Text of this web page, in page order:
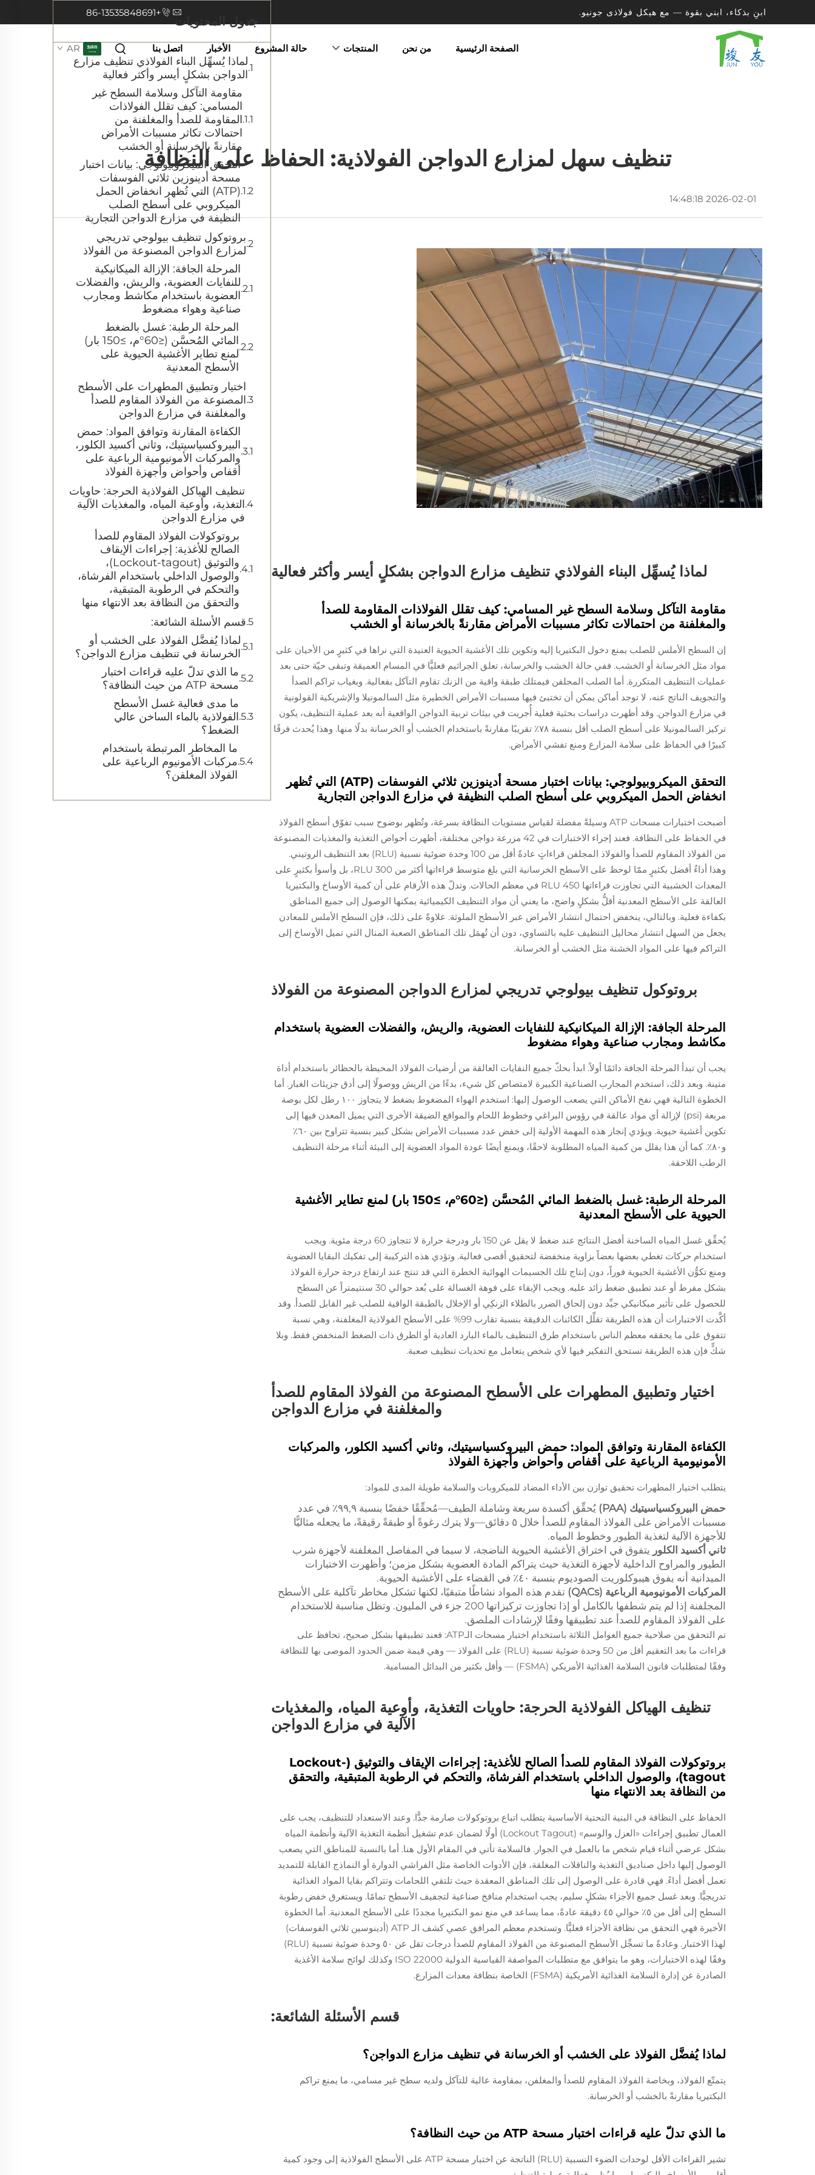
ابنِ بذكاء، ابني بقوة — مع هيكل فولاذى جونيو. +86-13535848691
الصفحة الرئيسية من نحن المنتجات حالة المشروع الأخبار اتصل بنا AR
تنظيف سهل لمزارع الدواجن الفولاذية: الحفاظ على النظافة
2026-02-01 14:48:18
لماذا يُسهِّل البناء الفولاذي تنظيف مزارع الدواجن بشكلٍ أيسر وأكثر فعالية
مقاومة التآكل وسلامة السطح غير المسامي: كيف تقلل الفولاذات المقاومة للصدأ
والمغلفنة من احتمالات تكاثر مسببات الأمراض مقارنةً بالخرسانة أو الخشب
إن السطح الأملس للصلب يمنع دخول البكتيريا إليه وتكوين تلك الأغشية الحيوية العنيدة التي نراها في كثيرٍ من الأحيان على
مواد مثل الخرسانة أو الخشب. ففي حالة الخشب والخرسانة، تعلق الجراثيم فعليًّا في المسام العميقة وتبقى حيّة حتى بعد
عمليات التنظيف المتكررة. أما الصلب المجلفن فيمتلك طبقة واقية من الزنك تقاوم التآكل بفعالية. وبغياب تراكم الصدأ
والتجويف الناتج عنه، لا توجد أماكن يمكن أن تختبئ فيها مسببات الأمراض الخطيرة مثل السالمونيلا والإشريكية القولونية
في مزارع الدواجن. وقد أظهرت دراسات بحثية فعلية أُجريت في بيئات تربية الدواجن الواقعية أنه بعد عملية التنظيف، يكون
تركيز السالمونيلا على أسطح الصلب أقل بنسبة ٧٨٪ تقريبًا مقارنةً باستخدام الخشب أو الخرسانة بدلًا منها. وهذا يُحدث فرقًا
كبيرًا في الحفاظ على سلامة المزارع ومنع تفشي الأمراض.
التحقق الميكروبيولوجي: بيانات اختبار مسحة أدينوزين ثلاثي الفوسفات (ATP) التي تُظهر
انخفاض الحمل الميكروبي على أسطح الصلب النظيفة في مزارع الدواجن التجارية
أصبحت اختبارات مسحات ATP وسيلةً مفضلة لقياس مستويات النظافة بسرعة، وتُظهر بوضوح سبب تفوّق أسطح الفولاذ
في الحفاظ على النظافة. فعند إجراء الاختبارات في 42 مزرعة دواجن مختلفة، أظهرت أحواض التغذية والمغذيات المصنوعة
من الفولاذ المقاوم للصدأ والفولاذ المجلفن قراءاتٍ عادةً أقل من 100 وحدة ضوئية نسبية (RLU) بعد التنظيف الروتيني.
وهذا أداءٌ أفضل بكثيرٍ ممّا لوحظ على الأسطح الخرسانية التي بلغ متوسط قراءاتها أكثر من 300 RLU، بل وأسوأ بكثيرٍ على
المعدات الخشبية التي تجاوزت قراءاتها 450 RLU في معظم الحالات. وتدلّ هذه الأرقام على أن كمية الأوساخ والبكتيريا
العالقة على الأسطح المعدنية أقلُّ بشكلٍ واضح، ما يعني أن مواد التنظيف الكيميائية يمكنها الوصول إلى جميع المناطق
بكفاءة فعلية. وبالتالي، ينخفض احتمال انتشار الأمراض عبر الأسطح الملوثة. علاوةً على ذلك، فإن السطح الأملس للمعادن
يجعل من السهل انتشار محاليل التنظيف عليه بالتساوي، دون أن تُهمَل تلك المناطق الصعبة المنال التي تميل الأوساخ إلى
التراكم فيها على المواد الخشنة مثل الخشب أو الخرسانة.
بروتوكول تنظيف بيولوجي تدريجي لمزارع الدواجن المصنوعة من الفولاذ
المرحلة الجافة: الإزالة الميكانيكية للنفايات العضوية، والريش، والفضلات العضوية باستخدام
مكاشط ومجارب صناعية وهواء مضغوط
يجب أن تبدأ المرحلة الجافة دائمًا أولاً. ابدأ بحكّ جميع النفايات العالقة من أرضيات الفولاذ المحيطة بالحظائر باستخدام أداة
متينة. وبعد ذلك، استخدم المجارب الصناعية الكبيرة لامتصاص كل شيء، بدءًا من الريش ووصولًا إلى أدق جزيئات الغبار. أما
الخطوة التالية فهي نفخ الأماكن التي يصعب الوصول إليها: استخدم الهواء المضغوط بضغط لا يتجاوز ١٠٠ رطل لكل بوصة
مربعة (psi) لإزالة أي مواد عالقة في رؤوس البراغي وخطوط اللحام والمواقع الضيقة الأخرى التي يميل المعدن فيها إلى
تكوين أغشية حيوية. ويؤدي إنجاز هذه المهمة الأولية إلى خفض عدد مسببات الأمراض بشكل كبير بنسبة تتراوح بين ٦٠٪
و٨٠٪. كما أن هذا يقلل من كمية المياه المطلوبة لاحقًا، ويمنع أيضًا عودة المواد العضوية إلى البيئة أثناء مرحلة التنظيف
الرطب اللاحقة.
المرحلة الرطبة: غسل بالضغط المائي المُحسَّن (≤60°م، ≥150 بار) لمنع تطاير الأغشية
الحيوية على الأسطح المعدنية
يُحقِّق غسل المياه الساخنة أفضل النتائج عند ضغط لا يقل عن 150 بار ودرجة حرارة لا تتجاوز 60 درجة مئوية. ويجب
استخدام حركات تغطي بعضها بعضاً بزاوية منخفضة لتحقيق أقصى فعالية. وتؤدي هذه التركيبة إلى تفكيك البقايا العضوية
ومنع تكوُّن الأغشية الحيوية فوراً، دون إنتاج تلك الجسيمات الهوائية الخطرة التي قد تنتج عند ارتفاع درجة حرارة الفولاذ
بشكل مفرط أو عند تطبيق ضغط زائد عليه. ويجب الإبقاء على فوهة الغسالة على بُعد حوالي 30 سنتيمتراً عن السطح
للحصول على تأثير ميكانيكي جيِّد دون إلحاق الضرر بالطلاء الزنكِي أو الإخلال بالطبقة الواقية للصلب غير القابل للصدأ. وقد
أكَّدت الاختبارات أن هذه الطريقة تقلِّل الكائنات الدقيقة بنسبة تقارب 99% على الأسطح الفولاذية المغلفنة، وهي نسبة
تتفوق على ما يحققه معظم الناس باستخدام طرق التنظيف بالماء البارد العادية أو الطرق ذات الضغط المنخفض فقط. وبلا
شكٍّ فإن هذه الطريقة تستحق التفكير فيها لأي شخص يتعامل مع تحديات تنظيف صعبة.
اختيار وتطبيق المطهرات على الأسطح المصنوعة من الفولاذ المقاوم للصدأ
والمغلفنة في مزارع الدواجن
الكفاءة المقارنة وتوافق المواد: حمض البيروكسياسيتيك، وثاني أكسيد الكلور، والمركبات
الأمونيومية الرباعية على أقفاص وأحواض وأجهزة الفولاذ
يتطلب اختيار المطهرات تحقيق توازن بين الأداء المضاد للميكروبات والسلامة طويلة المدى للمواد:
حمض البيروكسياسيتيك (PAA)
يُحقِّق أكسدة سريعة وشاملة الطيف—مُحقِّقًا خفضًا بنسبة ٩٩,٩٪ في عدد
مسببات الأمراض على الفولاذ المقاوم للصدأ خلال ٥ دقائق—ولا يترك رغوةً أو طبقةً رقيقةً، ما يجعله مثاليًّا
للأجهزة الآلية لتغذية الطيور وخطوط المياه.
ثاني أكسيد الكلور يتفوق في اختراق الأغشية الحيوية الناضجة، لا سيما في المفاصل المغلفنة لأجهزة شرب
الطيور والمراوح الداخلية لأجهزة التغذية حيث يتراكم المادة العضوية بشكل مزمن؛ وأظهرت الاختبارات
الميدانية أنه يفوق هيبوكلوريت الصوديوم بنسبة ٤٠٪ في القضاء على الأغشية الحيوية.
المركبات الأمونيومية الرباعية (QACs)
تقدم هذه المواد نشاطًا متبقيًا، لكنها تشكل مخاطر تآكلية على الأسطح
المجلفنة إذا لم يتم شطفها بالكامل أو إذا تجاوزت تركيزاتها 200 جزء في المليون. وتظل مناسبة للاستخدام
على الفولاذ المقاوم للصدأ عند تطبيقها وفقًا لإرشادات الملصق.
تم التحقق من صلاحية جميع العوامل الثلاثة باستخدام اختبار مسحات الـATP: فعند تطبيقها بشكل صحيح، تحافظ على
قراءات ما بعد التعقيم أقل من 50 وحدة ضوئية نسبية (RLU) على الفولاذ — وهي قيمة ضمن الحدود الموصى بها للنظافة
وفقًا لمتطلبات قانون السلامة الغذائية الأمريكي (FSMA) — وأقل بكثير من البدائل المسامية.
تنظيف الهياكل الفولاذية الحرجة: حاويات التغذية، وأوعية المياه، والمغذيات
الآلية في مزارع الدواجن
بروتوكولات الفولاذ المقاوم للصدأ الصالح للأغذية: إجراءات الإيقاف والتوثيق (Lockout-
tagout)، والوصول الداخلي باستخدام الفرشاة، والتحكم في الرطوبة المتبقية، والتحقق
من النظافة بعد الانتهاء منها
الحفاظ على النظافة في البنية التحتية الأساسية يتطلب اتباع بروتوكولات صارمة جدًّا. وعند الاستعداد للتنظيف، يجب على
العمال تطبيق إجراءات «العزل والوسم» (Lockout Tagout) أولًا لضمان عدم تشغيل أنظمة التغذية الآلية وأنظمة المياه
بشكل عرضي أثناء قيام شخص ما بالعمل في الجوار. فالسلامة تأتي في المقام الأول هنا. أما بالنسبة للمناطق التي يصعب
الوصول إليها داخل صناديق التغذية والناقلات المغلقة، فإن الأدوات الخاصة مثل الفراشي الدوارة أو النماذج القابلة للتمديد
تعمل أفضل أداءً. فهي قادرة على الوصول إلى تلك المناطق المعقدة حيث تلتقي اللحامات وتتراكم بقايا المواد الغذائية
تدريجيًّا. وبعد غسل جميع الأجزاء بشكلٍ سليم، يجب استخدام منافخ صناعية لتجفيف الأسطح تمامًا. ويستغرق خفض رطوبة
السطح إلى أقل من ٥٪ حوالي ٤٥ دقيقة عادةً، مما يساعد في منع نمو البكتيريا مجددًا على الأسطح المعدنية. أما الخطوة
الأخيرة فهي التحقق من نظافة الأجزاء فعليًّا. وتستخدم معظم المرافق عصي كشف الـ ATP (أدينوسين ثلاثي الفوسفات)
لهذا الاختبار. وعادةً ما تسجِّل الأسطح المصنوعة من الفولاذ المقاوم للصدأ درجات تقل عن ٥٠ وحدة ضوئية نسبية (RLU)
وفقًا لهذه الاختبارات، وهو ما يتوافق مع متطلبات المواصفة القياسية الدولية ISO 22000 وكذلك لوائح سلامة الأغذية
الصادرة عن إدارة السلامة الغذائية الأمريكية (FSMA) الخاصة بنظافة معدات المزارع.
قسم الأسئلة الشائعة:
لماذا يُفضَّل الفولاذ على الخشب أو الخرسانة في تنظيف مزارع الدواجن؟
يتمتّع الفولاذ، وبخاصة الفولاذ المقاوم للصدأ والمغلفن، بمقاومة عالية للتآكل ولديه سطح غير مسامي، ما يمنع تراكم
البكتيريا مقارنةً بالخشب أو الخرسانة.
ما الذي تدلّ عليه قراءات اختبار مسحة ATP من حيث النظافة؟
تشير القراءات الأقل لوحدات الضوء النسبية (RLU) الناتجة عن اختبار مسحة ATP على الأسطح الفولاذية إلى وجود كمية
جدول المحتويات
لماذا يُسهِّل البناء الفولاذي تنظيف مزارع
الدواجن بشكلٍ أيسر وأكثر فعالية
مقاومة التآكل وسلامة السطح غير
المسامي: كيف تقلل الفولاذات
المقاومة للصدأ والمغلفنة من
احتمالات تكاثر مسببات الأمراض
مقارنةً بالخرسانة أو الخشب
التحقق الميكروبيولوجي: بيانات اختبار
مسحة أدينوزين ثلاثي الفوسفات
(ATP) التي تُظهر انخفاض الحمل
الميكروبي على أسطح الصلب
النظيفة في مزارع الدواجن التجارية
بروتوكول تنظيف بيولوجي تدريجي
لمزارع الدواجن المصنوعة من الفولاذ
المرحلة الجافة: الإزالة الميكانيكية
للنفايات العضوية، والريش، والفضلات
العضوية باستخدام مكاشط ومجارب
صناعية وهواء مضغوط
المرحلة الرطبة: غسل بالضغط
المائي المُحسَّن (≤60°م، ≥150 بار)
لمنع تطاير الأغشية الحيوية على
الأسطح المعدنية
اختيار وتطبيق المطهرات على الأسطح
المصنوعة من الفولاذ المقاوم للصدأ
والمغلفنة في مزارع الدواجن
الكفاءة المقارنة وتوافق المواد: حمض
البيروكسياسيتيك، وثاني أكسيد الكلور،
والمركبات الأمونيومية الرباعية على
أقفاص وأحواض وأجهزة الفولاذ
تنظيف الهياكل الفولاذية الحرجة: حاويات
التغذية، وأوعية المياه، والمغذيات الآلية
في مزارع الدواجن
بروتوكولات الفولاذ المقاوم للصدأ
الصالح للأغذية: إجراءات الإيقاف
والتوثيق (Lockout-tagout)،
والوصول الداخلي باستخدام الفرشاة،
والتحكم في الرطوبة المتبقية،
والتحقق من النظافة بعد الانتهاء منها
قسم الأسئلة الشائعة:
لماذا يُفضَّل الفولاذ على الخشب أو
الخرسانة في تنظيف مزارع الدواجن؟
ما الذي تدلّ عليه قراءات اختبار
مسحة ATP من حيث النظافة؟
ما مدى فعالية غسل الأسطح
الفولاذية بالماء الساخن عالي
الضغط؟
ما المخاطر المرتبطة باستخدام
مركبات الأمونيوم الرباعية على
الفولاذ المغلفن؟